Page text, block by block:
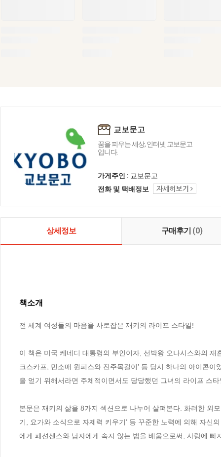
교보문고
꿈을 피우는 세상, 인터넷 교보문고
입니다.
가게주인 : 교보문고
전화 및 택배정보
상세정보 구매후기 (0)
책소개
전 세계 여성들의 마음을 사로잡은 재키의 라이프 스타일!
이 책은 미국 케네디 대통령의 부인이자, 선박왕 오나시스와의
크스카프, 민소매 원피스와 진주목걸이’ 등 당시 하나의 아이콘
을 얻기 위해서라면 주체적이면서도 당당했던 그녀의 라이프 스
본문은 재키의 삶을 8가지 섹션으로 나누어 살펴본다. 화려한 외
기, 요가와 소식으로 자제력 키우기’ 등 꾸준한 노력에 의해 자신
에게 패션센스와 남자에게 속지 않는 법을 배움으로써, 사랑에